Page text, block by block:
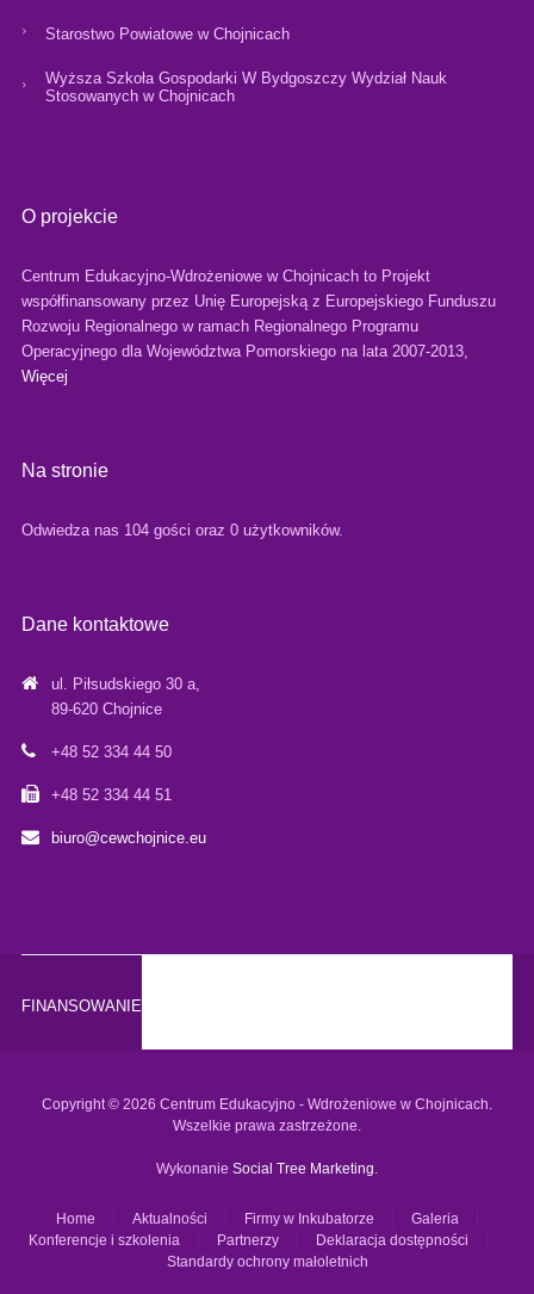
Starostwo Powiatowe w Chojnicach
Wyższa Szkoła Gospodarki W Bydgoszczy Wydział Nauk
Stosowanych w Chojnicach
O projekcie
Centrum Edukacyjno-Wdrożeniowe w Chojnicach to Projekt
współfinansowany przez Unię Europejską z Europejskiego Funduszu
Rozwoju Regionalnego w ramach Regionalnego Programu
Operacyjnego dla Województwa Pomorskiego na lata 2007-2013,
Więcej
Na stronie
Odwiedza nas 104 gości oraz 0 użytkowników.
Dane kontaktowe
ul. Piłsudskiego 30 a,
89-620 Chojnice
+48 52 334 44 50
+48 52 334 44 51
biuro@cewchojnice.eu
FINANSOWANIE
Copyright © 2026 Centrum Edukacyjno - Wdrożeniowe w Chojnicach.
Wszelkie prawa zastrzeżone.
Wykonanie Social Tree Marketing.
Home Aktualności Firmy w Inkubatorze
Galeria
Konferencje i szkolenia
Partnerzy
Deklaracja dostępności
Standardy ochrony małoletnich